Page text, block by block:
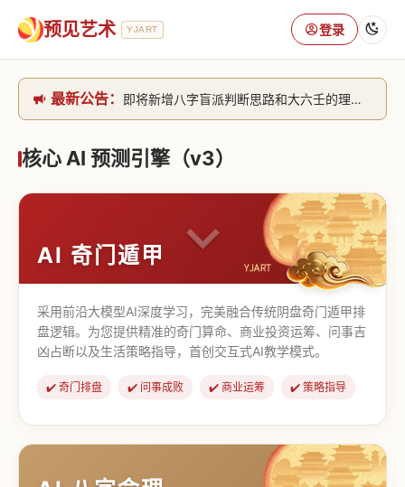
预见艺术 YJART 登录
最新公告：
即将新增八字盲派判断思路和大六壬的理气+取像判断思路。[内侧中，捐赠会员可用]2026/6/30
网站升级完成，升级全模块的算法，限时开放用户注册。2026/6/27
核心 AI 预测引擎（v3）
AI 奇门遁甲
采用前沿大模型AI深度学习，完美融合传统阴盘奇门遁甲排
盘逻辑。为您提供精准的奇门算命、商业投资运筹、问事吉
凶占断以及生活策略指导，首创交互式AI教学模式。
✔️ 奇门排盘 ✔️ 问事成败 ✔️ 商业运筹 ✔️ 策略指导
【道家奇门】 【传统奇门】